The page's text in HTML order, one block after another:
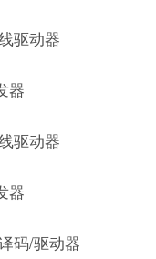
驱动器
器
驱动器
器
码/驱动器